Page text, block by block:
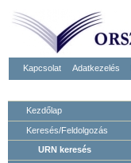
Kapcsolat Adatkezelés
Kezdőlap
Keresés/Feldolgozás
URN keresés